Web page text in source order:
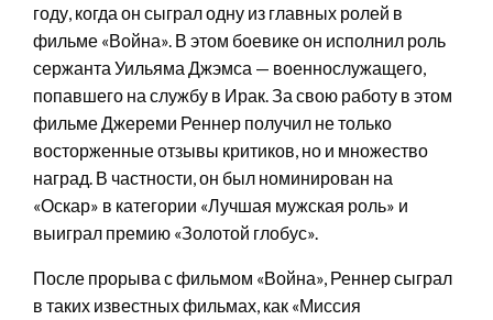
году, когда он сыграл одну из главных ролей в
фильме «Война». В этом боевике он исполнил роль
сержанта Уильяма Джэмса — военнослужащего,
попавшего на службу в Ирак. За свою работу в этом
фильме Джереми Реннер получил не только
восторженные отзывы критиков, но и множество
наград. В частности, он был номинирован на
«Оскар» в категории «Лучшая мужская роль» и
выиграл премию «Золотой глобус».
После прорыва с фильмом «Война», Реннер сыграл
в таких известных фильмах, как «Миссия